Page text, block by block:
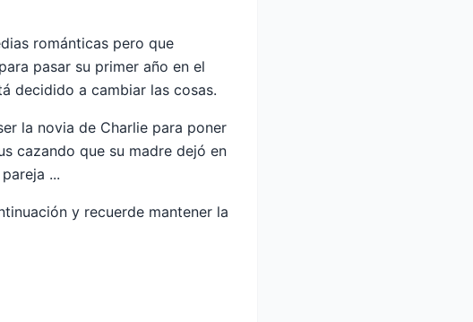
románticas pero que
pasar su primer año en el
decidido a cambiar las cosas.
la novia de Charlie para poner
cazando que su madre dejó en
...
y recuerde mantener la